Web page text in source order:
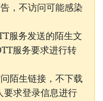
，不访问可能感染
服务发送的陌生文
服务要求进行转
陌生链接，不下载
要求登录信息进行